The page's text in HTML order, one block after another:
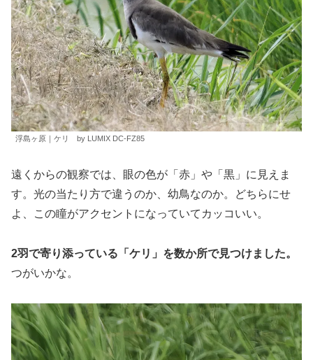
浮島ヶ原｜ケリ by LUMIX DC-FZ85
遠くからの観察では、眼の色が「赤」や「黒」に見えま
す。光の当たり方で違うのか、幼鳥なのか。どちらにせ
よ、この瞳がアクセントになっていてカッコいい。
2羽で寄り添っている「ケリ」を数か所で見つけました。
つがいかな。